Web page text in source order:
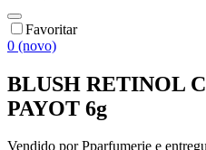
Favoritar
0 (novo)
BLUSH RETINOL
PAYOT 6g
Vendido porPparfumerie e